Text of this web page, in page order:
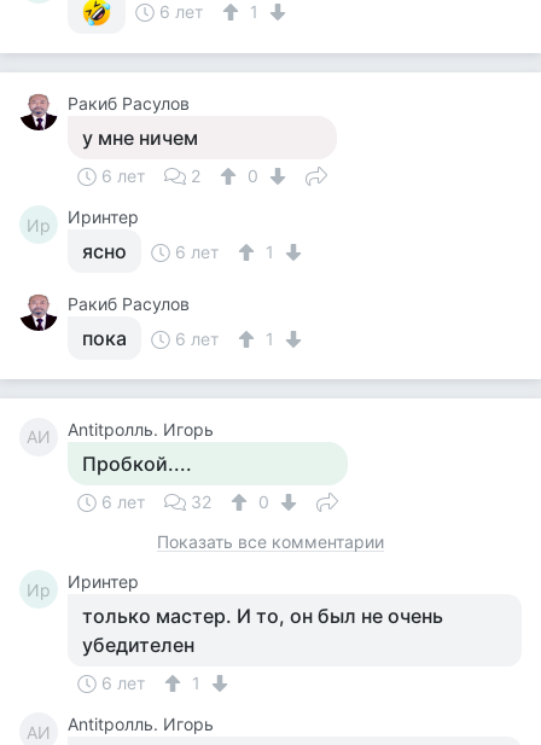
6 лет 1
Ракиб Расулов
у мне ничем
6 лет 2 0
Ир Иринтер
ясно 6 лет 1
Ракиб Расулов
пока 6 лет 1
AИ Antitролль. Игорь
Пробкой....
6 лет 32
0
Показать все комментарии
Ир Иринтер
только мастер. И то, он был не очень
убедителен
6 лет 1
AИ Antitролль. Игорь